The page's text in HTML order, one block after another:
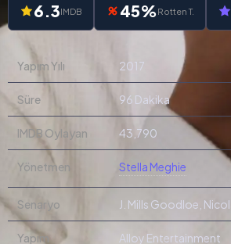
6.3IMDB 45%Rotten T.
Yapım Yılı 2017
Süre 96 Dakika
IMDB Oylayan 43,790
Yönetmen Stella Meghie
Senaryo J. Mills Goodloe,
Yapım Alloy Entertainment